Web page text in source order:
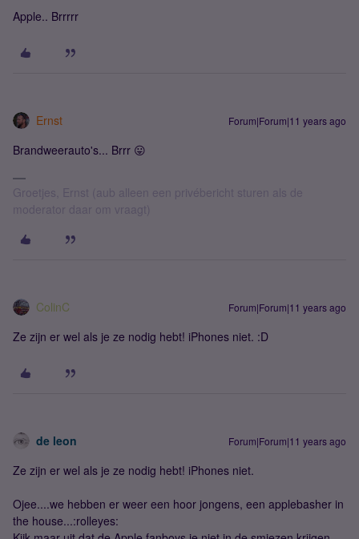
Apple.. Brrrrr
Ernst Forum|Forum|11 years ago
Brandweerauto's... Brrr 😛
Groetjes, Ernst (aub alleen een privébericht sturen als de
moderator daar om vraagt)
ColinC Forum|Forum|11 years ago
Ze zijn er wel als je ze nodig hebt! iPhones niet. :D
de leon Forum|Forum|11 years ago
Ze zijn er wel als je ze nodig hebt! iPhones niet.
Ojee....we hebben er weer een hoor jongens, een applebasher in
the house...:rolleyes: